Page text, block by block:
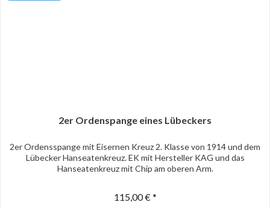
2er Ordenspange eines Lübeckers
2er Ordensspange mit Eisernen Kreuz 2. Klasse von 1914 und dem
Lübecker Hanseatenkreuz. EK mit Hersteller KAG und das
Hanseatenkreuz mit Chip am oberen Arm.
115,00 € *